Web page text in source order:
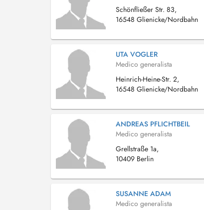
Schönfließer Str. 83,
16548 Glienicke/Nordbahn
UTA VOGLER
Medico generalista
Heinrich-Heine-Str. 2,
16548 Glienicke/Nordbahn
ANDREAS PFLICHTBEIL
Medico generalista
Grellstraße 1a,
10409 Berlin
SUSANNE ADAM
Medico generalista